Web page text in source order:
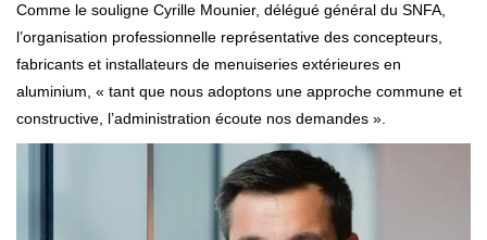
Comme le souligne Cyrille Mounier, délégué général du SNFA,
l’organisation professionnelle représentative des concepteurs,
fabricants et installateurs de menuiseries extérieures en
aluminium, « tant que nous adoptons une approche commune et
constructive, l’administration écoute nos demandes ».